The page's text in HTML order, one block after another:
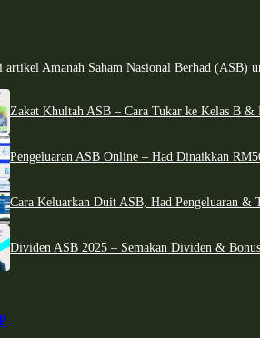
artikel Amanah Saham Nasional Berhad (ASB)
Zakat Khultah ASB – Cara Tukar ke Kelas B &
Pengeluaran ASB Online – Had Dinaikkan
Cara Keluarkan Duit ASB, Had Pengeluaran &
Dividen ASB 2025 – Semakan Dividen &